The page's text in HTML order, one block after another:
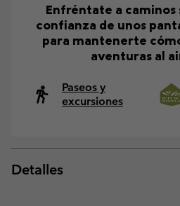
Enfréntate a caminos
confianza de unos
para mantenerte
aventuras al
Paseos y
excursiones
Detalles